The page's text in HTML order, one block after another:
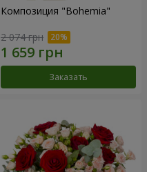
Композиция "Bohemia"
2 074 грн
Заказать